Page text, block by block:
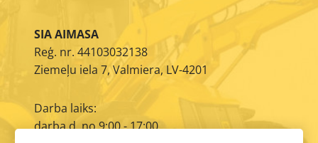
SIA AIMASA
Reģ. nr. 44103032138
Ziemeļu iela 7, Valmiera, LV-4201
Darba laiks:
darba d. no 9:00 - 17:00